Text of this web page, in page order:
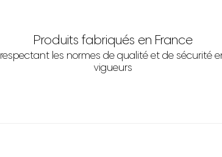
Produits fabriqués en France
respectant les normes de qualité et de sécurité
vigueurs